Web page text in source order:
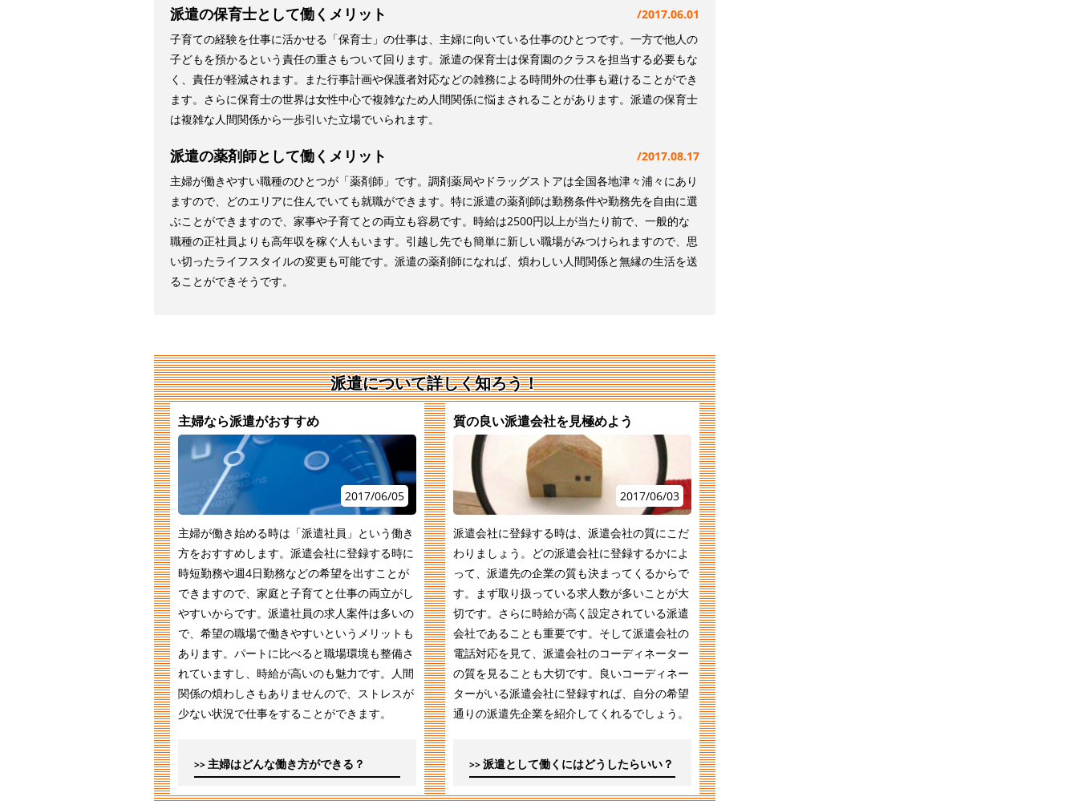
派遣の保育士として働くメリット
2017.06.01
子育ての経験を仕事に活かせる「保育士」の仕事は、主婦に向いている仕事のひとつです。一方で他人の
子どもを預かるという責任の重さもついて回ります。派遣の保育士は保育園のクラスを担当する必要もな
く、責任が軽減されます。また行事計画や保護者対応などの雑務による時間外の仕事も避けることができ
ます。さらに保育士の世界は女性中心で複雑なため人間関係に悩まされることがあります。派遣の保育士
は複雑な人間関係から一歩引いた立場でいられます。
派遣の薬剤師として働くメリット
2017.08.17
主婦が働きやすい職種のひとつが「薬剤師」です。調剤薬局やドラッグストアは全国各地津々浦々にあり
ますので、どのエリアに住んでいても就職ができます。特に派遣の薬剤師は勤務条件や勤務先を自由に選
ぶことができますので、家事や子育てとの両立も容易です。時給は2500円以上が当たり前で、一般的な
職種の正社員よりも高年収を稼ぐ人もいます。引越し先でも簡単に新しい職場がみつけられますので、思
い切ったライフスタイルの変更も可能です。派遣の薬剤師になれば、煩わしい人間関係と無縁の生活を送
ることができそうです。
派遣について詳しく知ろう！
主婦なら派遣がおすすめ
2017/06/05
主婦が働き始める時は「派遣社員」という働き
方をおすすめします。派遣会社に登録する時に
時短勤務や週4日勤務などの希望を出すことが
できますので、家庭と子育てと仕事の両立がし
やすいからです。派遣社員の求人案件は多いの
で、希望の職場で働きやすいというメリットも
あります。パートに比べると職場環境も整備さ
れていますし、時給が高いのも魅力です。人間
関係の煩わしさもありませんので、ストレスが
少ない状況で仕事をすることができます。
主婦はどんな働き方ができる？
質の良い派遣会社を見極めよう
2017/06/03
派遣会社に登録する時は、派遣会社の質にこだ
わりましょう。どの派遣会社に登録するかによ
って、派遣先の企業の質も決まってくるからで
す。まず取り扱っている求人数が多いことが大
切です。さらに時給が高く設定されている派遣
会社であることも重要です。そして派遣会社の
電話対応を見て、派遣会社のコーディネーター
の質を見ることも大切です。良いコーディネー
ターがいる派遣会社に登録すれば、自分の希望
通りの派遣先企業を紹介してくれるでしょう。
派遣として働くにはどうしたらいい？